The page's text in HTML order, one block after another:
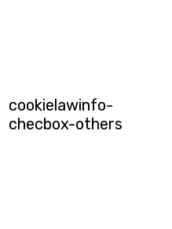
cookielawinfo-
checbox-others